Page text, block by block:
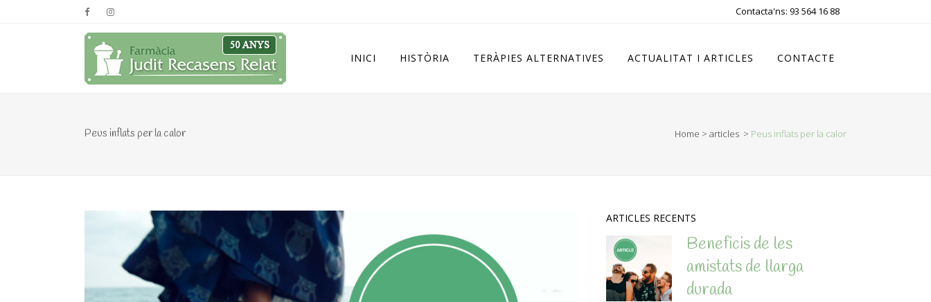
Contacta'ns: 93 564 16 88
INICI HISTÒRIA TERÀPIES ALTERNATIVES ACTUALITAT I ARTICLES CONTACTE
Peus inflats per la calor Home > articles > Peus inflats per la calor
ARTICLES RECENTS
Beneficis de les
amistats de llarga
durada